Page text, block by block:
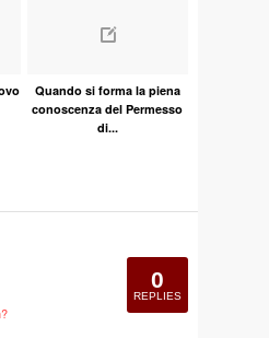
Quando si forma la piena
conoscenza del Permesso
di...
0
REPLIES